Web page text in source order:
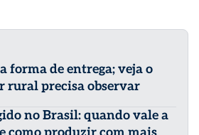
forma de entrega; veja o
rural precisa observar
no Brasil: quando vale a